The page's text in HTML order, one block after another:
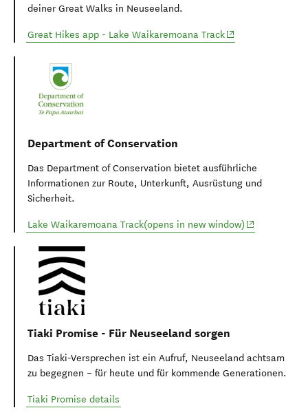
deiner Great Walks in Neuseeland.
Great Hikes app - Lake Waikaremoana Track(opens in new
Department of Conservation
Das Department of Conservation bietet ausführliche
Informationen zur Route, Unterkunft, Ausrüstung und
Sicherheit.
Lake Waikaremoana Track(opens in new window) (opens in
Tiaki Promise - Für Neuseeland sorgen
Das Tiaki-Versprechen ist ein Aufruf, Neuseeland achtsam
zu begegnen – für heute und für kommende Generationen.
Tiaki Promise details